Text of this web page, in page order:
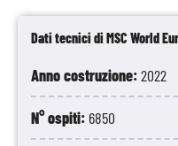
Dati tecnici di MSC World
Anno costruzione:2022
N° ospiti: 6850